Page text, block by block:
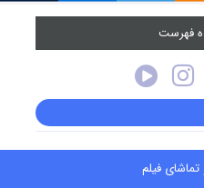
فهرست
تماشای فیلم